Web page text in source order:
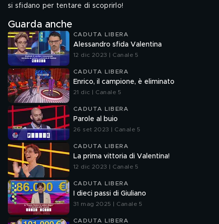
si sfidano per tentare di scoprirlo!
Guarda anche
CADUTA LIBERA
Alessandro sfida Valentina
12 dic 2023 | Canale 5
CADUTA LIBERA
Enrico, il campione, è eliminato
21 dic | Canale 5
CADUTA LIBERA
Parole al buio
26 set 2023 | Canale 5
CADUTA LIBERA
La prima vittoria di Valentina!
12 dic 2023 | Canale 5
CADUTA LIBERA
I dieci passi di Giuliano
31 mag 2025 | Canale 5
CADUTA LIBERA